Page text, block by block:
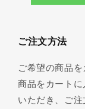
ご注文方法
ご希望の商品を
商品をカート
いただき、ご